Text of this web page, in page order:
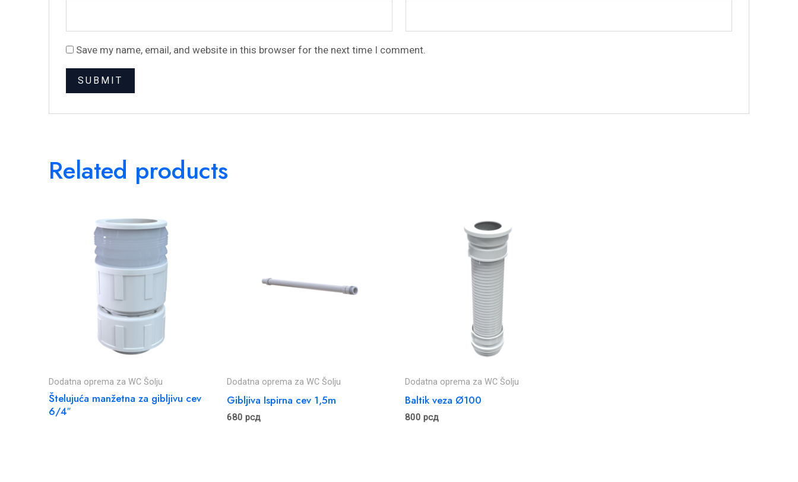
Save my name, email, and website in this browser for the next time I comment.
Related products
Dodatna oprema za WC Šolju
Štelujuća manžetna za gibljivu cev
6/4″
Dodatna oprema za WC Šolju
Gibljiva Ispirna cev 1,5m
680 рсд
Dodatna oprema za WC Šolju
Baltik veza Ø100
800 рсд